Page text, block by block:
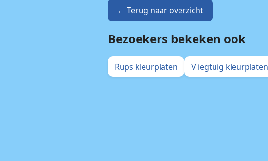
← Terug naar overzicht
Bezoekers bekeken ook
Rups kleurplaten Vliegtuig kleurplaten